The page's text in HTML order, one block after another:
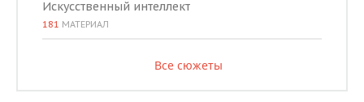
Искусственный интеллект
181 МАТЕРИАЛ
Все сюжеты